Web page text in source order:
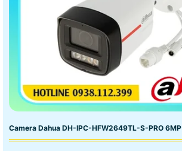
Camera Dahua DH-IPC-HFW2649TL-S-PRO 6MP